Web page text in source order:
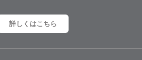
詳しくはこちら